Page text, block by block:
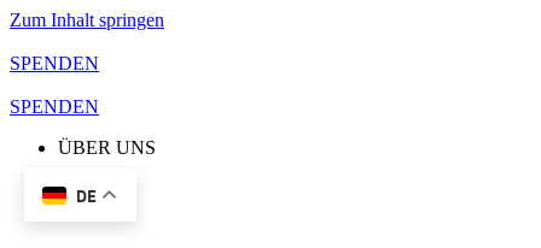
Zum Inhalt springen
SPENDEN
SPENDEN
ÜBER UNS
DE